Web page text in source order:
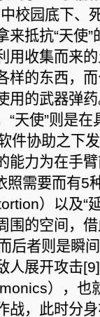
校园底下、
抵抗“天使
用收集而来
样的东西，
用的武器弹
天使”则是
件协助之下
能力为在手
照需要而有5
）以及“
围的空间，
后者则是瞬
人展开攻击
），也
战，此时分